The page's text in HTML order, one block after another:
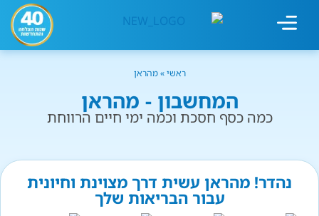
ראשי»מהראן
המחשבון - מהראן
כמה כסף חסכת וכמה ימי חיים הרווחת
נהדר! מהראן עשית דרך מצוינת וחיונית
עבור הבריאות שלך